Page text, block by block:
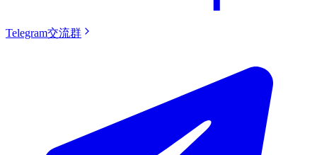
Telegram交流群